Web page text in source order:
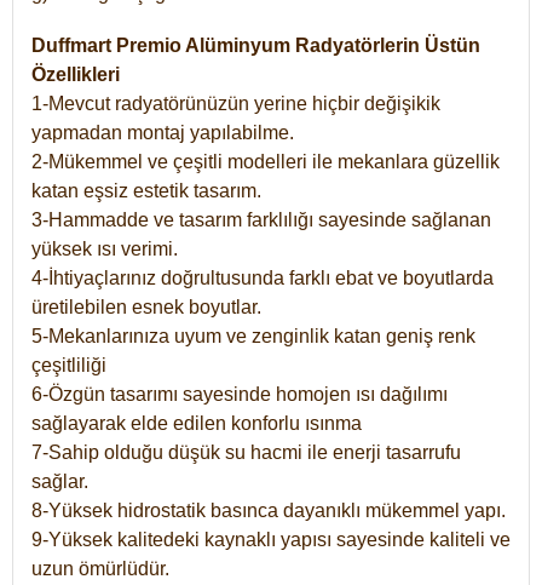
Duffmart Premio Alüminyum Radyatörlerin Üstün
Özellikleri
1-Mevcut radyatörünüzün yerine hiçbir değişikik
yapmadan montaj yapılabilme.
2-Mükemmel ve çeşitli modelleri ile mekanlara güzellik
katan eşsiz estetik tasarım.
3-Hammadde ve tasarım farklılığı sayesinde sağlanan
yüksek ısı verimi.
4-İhtiyaçlarınız doğrultusunda farklı ebat ve boyutlarda
üretilebilen esnek boyutlar.
5-Mekanlarınıza uyum ve zenginlik katan geniş renk
çeşitliliği
6-Özgün tasarımı sayesinde homojen ısı dağılımı
sağlayarak elde edilen konforlu ısınma
7-Sahip olduğu düşük su hacmi ile enerji tasarrufu
sağlar.
8-Yüksek hidrostatik basınca dayanıklı mükemmel yapı.
9-Yüksek kalitedeki kaynaklı yapısı sayesinde kaliteli ve
uzun ömürlüdür.